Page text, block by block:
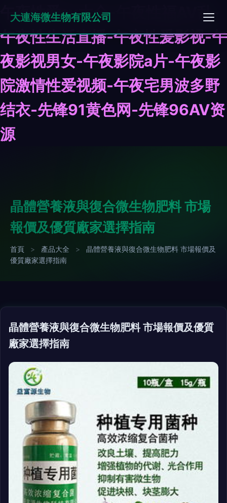
午夜性爱av大全-午夜性福AV乱-
午夜性生活直播-午夜性爰影视-午
夜影视男女-午夜影院a片-午夜影
院激情性爱视频-午夜宅男波多野
结衣-先锋91黄色网-先锋96AV资
源
大連海微生物有限公司
晶體營養液與復合微生物肥料 市場
報價及優質廠家選擇指南
首頁 > 產品大全 >
晶體營養液與復合微生物肥料 市場報價及
優質廠家選擇指南
晶體營養液與復合微生物肥料 市場報價及優質
廠家選擇指南